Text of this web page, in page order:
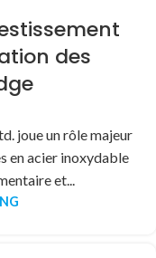
des
joue un rôle majeur
en acier inoxydable
et...